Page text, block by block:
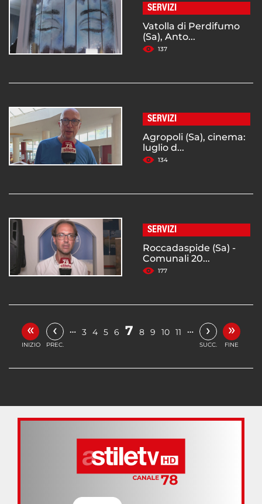
SERVIZI
Vatolla di Perdifumo
(Sa), Anto...
137
SERVIZI
Agropoli (Sa), cinema:
luglio d...
134
SERVIZI
Roccadaspide (Sa) -
Comunali 20...
177
«
INIZIO
‹
PREC.
… 3 4 5 6 7 8 9 10 11 … ›
SUCC.
»
FINE